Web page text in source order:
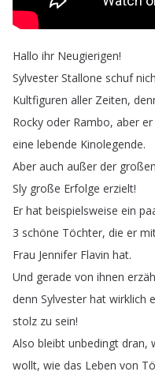
Hallo ihr Neugierigen!
Sylvester Stallone schuf
Kultfiguren aller Zeiten,
Rocky oder Rambo, aber er
eine lebende Kinolegende.
Aber auch außer der großen
Sly große Erfolge erzielt!
Er hat beispielsweise ein
3 schöne Töchter, die er
Frau Jennifer Flavin hat.
Und gerade von ihnen
denn Sylvester hat wirklich
stolz zu sein!
Also bleibt unbedingt dran,
wollt, wie das Leben von